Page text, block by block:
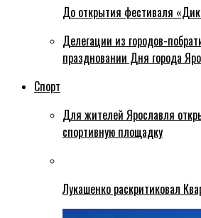
До открытия фестиваля
Делегации из городов-
праздновании Дня города
Спорт
Для жителей Ярославля
спортивную площадку
Лукашенко раскритиковал